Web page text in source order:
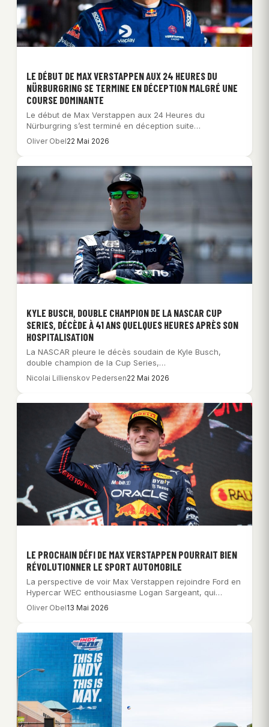
LE DÉBUT DE MAX VERSTAPPEN AUX 24 HEURES DU
NÜRBURGRING SE TERMINE EN DÉCEPTION MALGRÉ UNE
COURSE DOMINANTE
Le début de Max Verstappen aux 24 Heures du
Nürburgring s’est terminé en déception suite…
Oliver Obel22 Mai 2026
KYLE BUSCH, DOUBLE CHAMPION DE LA NASCAR CUP
SERIES, DÉCÈDE À 41 ANS QUELQUES HEURES APRÈS SON
HOSPITALISATION
La NASCAR pleure le décès soudain de Kyle Busch,
double champion de la Cup Series,…
Nicolai Lillienskov Pedersen22 Mai 2026
LE PROCHAIN DÉFI DE MAX VERSTAPPEN POURRAIT BIEN
RÉVOLUTIONNER LE SPORT AUTOMOBILE
La perspective de voir Max Verstappen rejoindre Ford en
Hypercar WEC enthousiasme Logan Sargeant, qui…
Oliver Obel13 Mai 2026